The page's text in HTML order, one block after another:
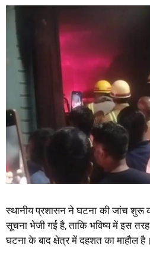
स्थानीय प्रशासन ने घटना की जांच शुरू
सूचना भेजी गई है, ताकि भविष्य में इस
घटना के बाद क्षेत्र में दहशत का माहौल है।